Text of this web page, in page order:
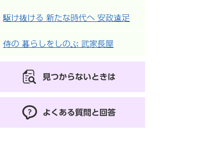
駆け抜ける 新たな時代へ 安政遠足
侍の 暮らしをしのぶ 武家長屋
見つからないときは
よくある質問と回答